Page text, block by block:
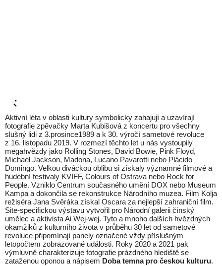
Aktivní léta v oblasti kultury symbolicky zahajují a uzavírají
fotografie zpěvačky Marta Kubišová z koncertu pro všechny
slušný lidi z 3.prosince1989 a k 30. výročí sametové revoluce
z 16. listopadu 2019. V rozmezí těchto let u nás vystoupily
megahvězdy jako Rolling Stones, David Bowie, Pink Floyd,
Michael Jackson, Madona, Lucano Pavarotti nebo Plácido
Domingo. Velkou diváckou oblibu si získaly významné filmové a
hudební festivaly KVIFF, Colours of Ostrava nebo Rock for
People. Vzniklo Centrum současného umění DOX nebo Museum
Kampa a dokončila se rekonstrukce Národního muzea. Film Kolja
režiséra Jana Svěráka získal Oscara za nejlepší zahraniční film.
Site-specifickou výstavu vytvořil pro Národní galerii čínský
umělec a aktivista Ai Wej-wej. Tyto a mnoho dalších hvězdných
okamžiků z kulturního života v průběhu 30 let od sametové
revoluce připomínají panely označené vždy příslušným
letopočtem zobrazované události. Roky 2020 a 2021 pak
výmluvně charakterizuje fotografie prázdného hlediště se
zataženou oponou a nápisem Doba temna pro českou kulturu.